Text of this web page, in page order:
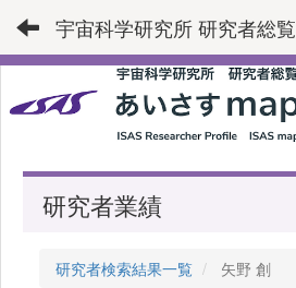
宇宙科学研究所 研究者総覧
研究者業績
研究者検索結果一覧 矢野 創